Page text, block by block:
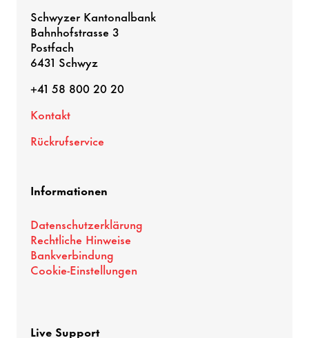
Schwyzer Kantonalbank
Bahnhofstrasse 3
Postfach
6431 Schwyz
+41 58 800 20 20
Kontakt
Rückrufservice
Informationen
Datenschutzerklärung
Rechtliche Hinweise
Bankverbindung
Cookie-Einstellungen
Live Support